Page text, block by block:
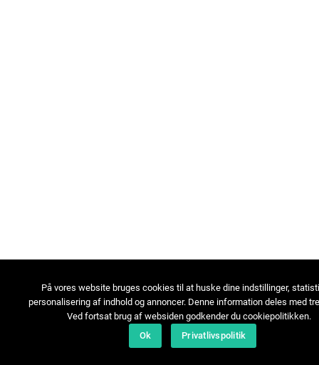
På vores website bruges cookies til at huske dine indstillinger,
personalisering af indhold og annoncer. Denne information deles med
Ved fortsat brug af websiden godkender du cookiepolitikken.
Ok
Privatlivspolitik